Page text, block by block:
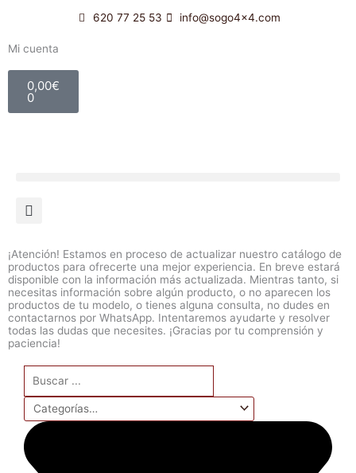
contenido
620 77 25 53 info@sogo4x4.com
Mi cuenta
0,00€
0
Carrito
¡Atención! Estamos en proceso de actualizar nuestro catálogo de
productos para ofrecerte una mejor experiencia. En breve estará
disponible con la información más actualizada. Mientras tanto, si
necesitas información sobre algún producto, o no aparecen los
productos de tu modelo, o tienes alguna consulta, no dudes en
contactarnos por WhatsApp. Intentaremos ayudarte y resolver
todas las dudas que necesites. ¡Gracias por tu comprensión y
paciencia!
Search
...